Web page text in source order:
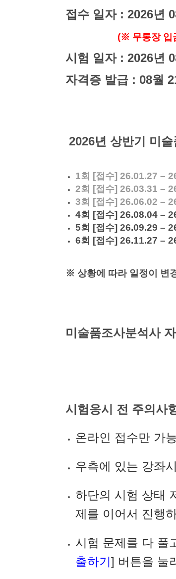
접수 일자 : 2026년
(※ 무통장 입
시험 일자 : 2026년
자격증 발급 : 08월
2026년 상반기 미
1회 [접수] 26.01.27 –
2회 [접수] 26.03.31 –
3회 [접수] 26.06.02 –
4회 [접수] 26.08.04 –
5회 [접수] 26.09.29 –
6회 [접수] 26.11.27 –
※ 상황에 따라 일정이 변
미술품조사분석사
시험응시 전 주의사
온라인 접수만 가
우측에 있는 강좌
하단의 시험 상태
제를 이어서 진행
시험 문제를 다 풀
출하기 ] 버튼을 눌